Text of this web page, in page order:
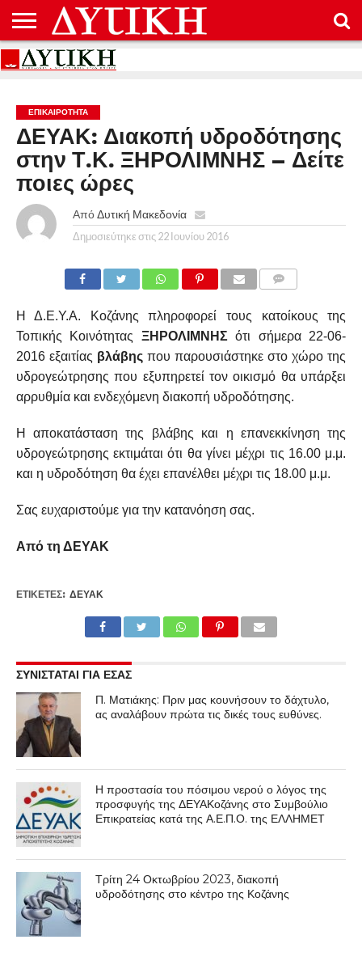
ΑΡΧΙΚΉ
ΕΠΙΚΟΙΝΩΝΊΑ
ΌΡΟΙ
ΠΡΟΣΤΑΣΊΑ
ΕΠΙΚΑΙΡΟΤΗΤΑ
ΔΕΥΑΚ: Διακοπή υδροδότησης
στην Τ.Κ. ΞΗΡΟΛΙΜΝΗΣ – Δείτε
ποιες ώρες
Από Δυτική Μακεδονία
Δημοσιεύτηκε στις 22 Ιουνίου 2016
Η Δ.Ε.Υ.Α. Κοζάνης πληροφορεί τους κατοίκους της
Τοπικής Κοινότητας ΞΗΡΟΛΙΜΝΗΣ ότι σήμερα 22-06-
2016 εξαιτίας βλάβηςπου παρουσιάστηκε στο χώρο της
υδρογεώτρησης που εξυπηρετεί τον οικισμό θα υπάρξει
αρρυθμία και ενδεχόμενη διακοπή υδροδότησης.
Η αποκατάσταση της βλάβης και η επανεκκίνηση της
υδρογεώτρησης εκτιμάται ότι θα γίνει μέχρι τις 16.00 μ.μ.
και η υδροδότηση θα έχει επανέλθει μέχρι τις 18.00 μ.μ.
Σας ευχαριστούμε για την κατανόηση σας.
Από τη ΔΕΥΑΚ
ΕΤΙΚΕΤΕΣ: ΔΕΥΑΚ
ΣΥΝΙΣΤΑΤΑΙ ΓΙΑ ΕΣΑΣ
Π. Ματιάκης: Πριν μας κουνήσουν το δάχτυλο,
ας αναλάβουν πρώτα τις δικές τους ευθύνες.
Η προστασία του πόσιμου νερού ο λόγος της
προσφυγής της ΔΕΥΑΚοζάνης στο Συμβούλιο
Επικρατείας κατά της Α.Ε.Π.Ο. της ΕΛΛΗΜΕΤ
Τρίτη 24 Οκτωβρίου 2023, διακοπή
υδροδότησης στο κέντρο της Κοζάνης